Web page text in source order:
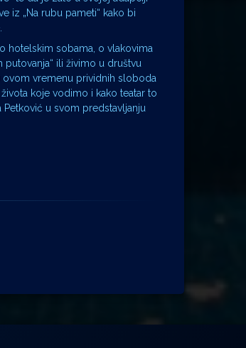
iz „Na rubu pameti“ kako bi
hotelskim sobama, o vlakovima
putovanja“ ili živimo u društvu
ovom vremenu prividnih sloboda
koje vodimo i kako teatar to
u svom predstavljanju